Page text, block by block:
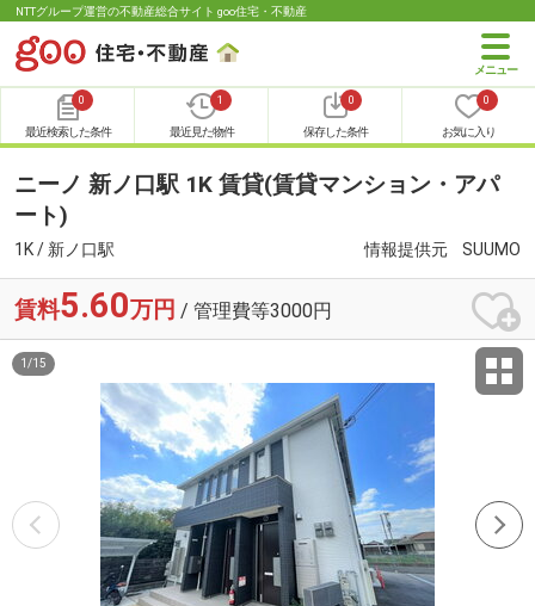
NTTグループ運営の不動産総合サイト goo住宅・不動産
0
最近検索した条件
1
最近見た物件
0
保存した条件
0
お気に入り
ニーノ 新ノ口駅 1K 賃貸(賃貸マンション・アパ
ート)
1K / 新ノ口駅 情報提供元 SUUMO
賃料5.60万円 / 管理費等3000円
1 /15